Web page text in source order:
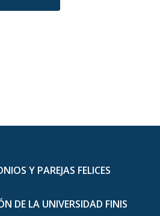
Y PAREJAS FELICES
DE LA UNIVERSIDAD FINIS